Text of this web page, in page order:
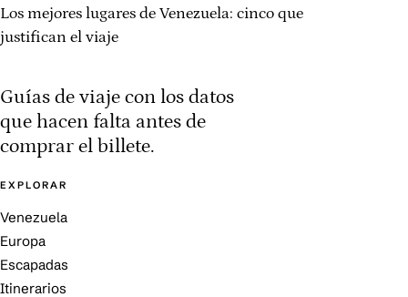
Los mejores lugares de Venezuela: cinco que
justifican el viaje
Guías de viaje con los datos
que hacen falta antes de
comprar el billete.
EXPLORAR
Venezuela
Europa
Escapadas
Itinerarios